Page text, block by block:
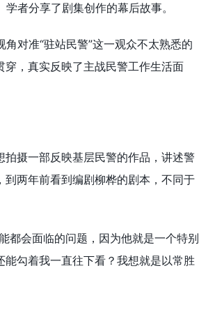
者分享了剧集创作的幕后故事。
对准“驻站民警”这一观众不太熟悉的
，真实反映了主战民警工作生活面
摄一部反映基层民警的作品，讲述警
两年前看到编剧柳桦的剧本，不同于
都会面临的问题，因为他就是一个特别
勾着我一直往下看？我想就是以常胜